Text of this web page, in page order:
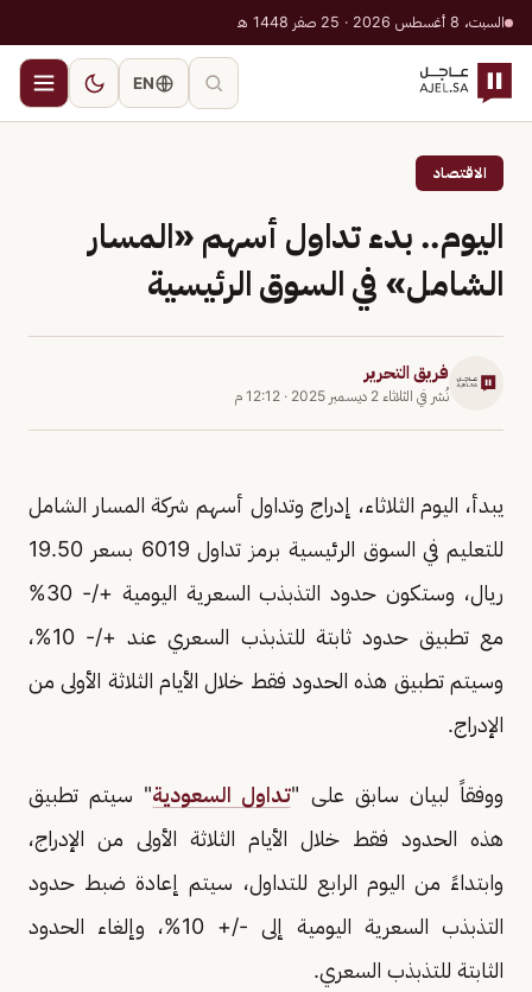
السبت، 8 أغسطس 2026 · 25 صفر 1448 هـ
EN
الاقتصاد
اليوم.. بدء تداول أسهم «المسار
الشامل» في السوق الرئيسية
فريق التحرير
نُشر في الثلاثاء 2 ديسمبر 2025 · 12:12 م
يبدأ، اليوم الثلاثاء، إدراج وتداول أسهم شركة المسار الشامل
للتعليم في السوق الرئيسية برمز تداول 6019 بسعر 19.50
ريال، وستكون حدود التذبذب السعرية اليومية +/- 30%
مع تطبيق حدود ثابتة للتذبذب السعري عند +/- 10%،
وسيتم تطبيق هذه الحدود فقط خلال الأيام الثلاثة الأولى من
الإدراج.
ووفقاً لبيان سابق على "تداول السعودية" سيتم تطبيق
هذه الحدود فقط خلال الأيام الثلاثة الأولى من الإدراج،
وابتداءً من اليوم الرابع للتداول، سيتم إعادة ضبط حدود
التذبذب السعرية اليومية إلى -/+ 10%، وإلغاء الحدود
الثابتة للتذبذب السعري.